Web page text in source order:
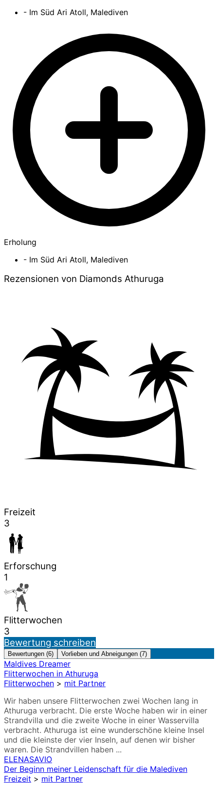
- Im Süd Ari Atoll, Malediven
Erholung
- Im Süd Ari Atoll, Malediven
Rezensionen von Diamonds Athuruga
Freizeit
3
Erforschung
1
Flitterwochen
3
Bewertung schreiben
Bewertungen (6) Vorlieben und Abneigungen (7)
Maldives Dreamer
Flitterwochen in Athuruga
Flitterwochen > mit Partner
Wir haben unsere Flitterwochen zwei Wochen lang in
Athuruga verbracht. Die erste Woche haben wir in einer
Strandvilla und die zweite Woche in einer Wasservilla
verbracht. Athuruga ist eine wunderschöne kleine Insel
und die kleinste der vier Inseln, auf denen wir bisher
waren. Die Strandvillen haben ...
ELENASAVIO
Der Beginn meiner Leidenschaft für die Malediven
Freizeit > mit Partner